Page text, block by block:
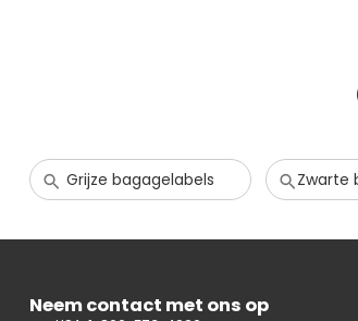
Grijze bagagelabels Zwarte
Neem contact met ons op